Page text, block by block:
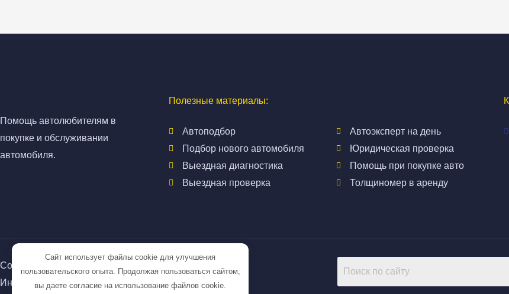
Помощь автолюбителям в
покупке и обслуживании
автомобиля.
Полезные материалы:
Автоподбор
Подбор нового автомобиля
Выездная диагностика
Выездная проверка
Автоэксперт на день
Юридическая проверка
Помощь при покупке авто
Толщиномер в аренду
Copyright © 2026
Информация на сайте не является публичной офертой
Сайт использует файлы cookie для улучшения
пользовательского опыта. Продолжая пользоваться сайтом,
вы даете согласие на использование файлов cookie.